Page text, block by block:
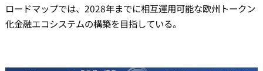
ロードマップでは、2028年までに相互運用可能な欧州トークン
化金融エコシステムの構築を目指している。